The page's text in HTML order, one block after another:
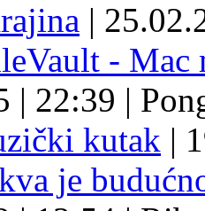
|
- Mac
| 22:39 |
kutak |
je